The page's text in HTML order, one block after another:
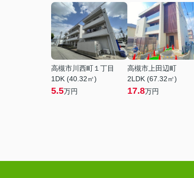
高槻市川西町１丁目
1DK (40.32㎡)
5.5万円
高槻市上田辺町
2LDK (67.32㎡)
17.8万円